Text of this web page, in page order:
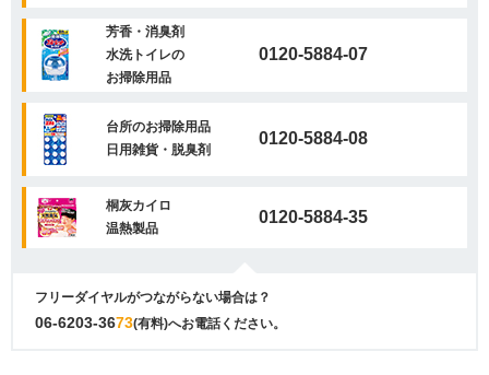
芳香・消臭剤
水洗トイレの
お掃除用品
0120-5884-07
台所のお掃除用品
日用雑貨・脱臭剤
0120-5884-08
桐灰カイロ
温熱製品
0120-5884-35
フリーダイヤルがつながらない場合は？
06-6203-3673(有料)へお電話ください。